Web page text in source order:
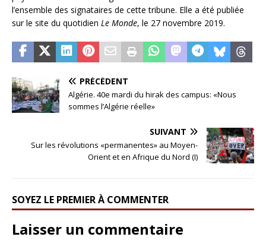
l’ensemble des signataires de cette tribune. Elle a été publiée
sur le site du quotidien Le Monde, le 27 novembre 2019.
PRÉCÉDENT
Algérie. 40e mardi du hirak des campus: «Nous
sommes l’Algérie réelle»
SUIVANT
Sur les révolutions «permanentes» au Moyen-
Orient et en Afrique du Nord (I)
SOYEZ LE PREMIER À COMMENTER
Laisser un commentaire